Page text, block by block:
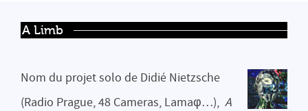
A Limb
Nom du projet solo de Didié Nietzsche
(Radio Prague, 48 Cameras, Lamaφ…), A